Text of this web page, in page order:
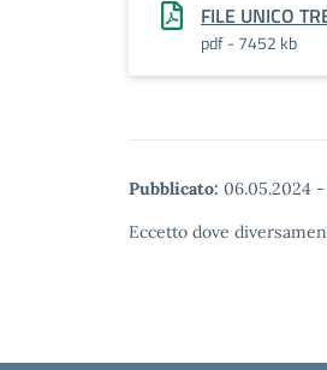
FILE UNICO
pdf - 7452 kb
Pubblicato: 06.05.2024 -
Eccetto dove